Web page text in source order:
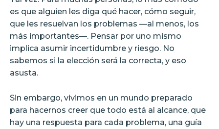
es que alguien les diga qué hacer, cómo seguir,
que les resuelvan los problemas —al menos, los
más importantes—. Pensar por uno mismo
implica asumir incertidumbre y riesgo. No
sabemos si la elección será la correcta, y eso
asusta.
Sin embargo, vivimos en un mundo preparado
para hacernos creer que todo está al alcance, que
hay una respuesta para cada problema, una guía